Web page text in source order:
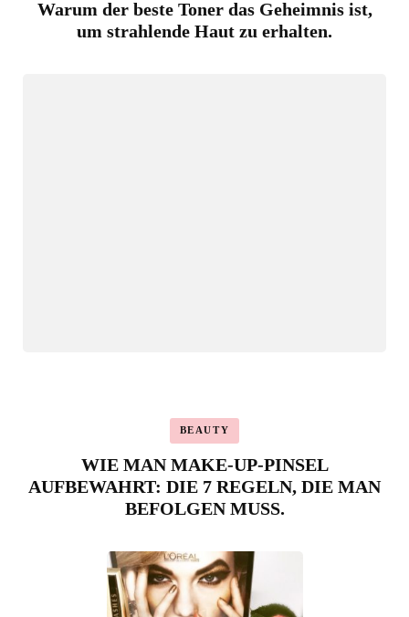
Warum der beste Toner das Geheimnis ist,
um strahlende Haut zu erhalten.
BEAUTY
WIE MAN MAKE-UP-PINSEL
AUFBEWAHRT: DIE 7 REGELN, DIE MAN
BEFOLGEN MUSS.